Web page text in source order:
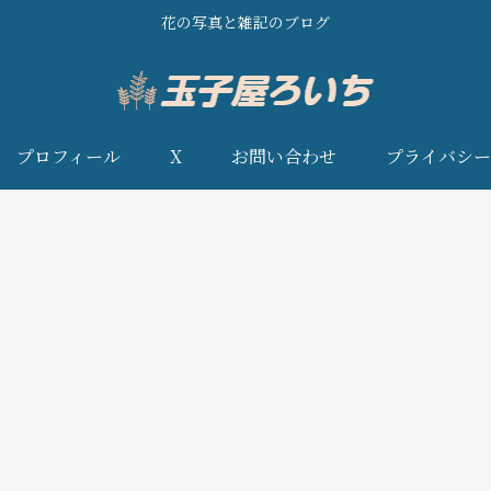
花の写真と雑記のブログ
プロフィール X お問い合わせ プライバシ